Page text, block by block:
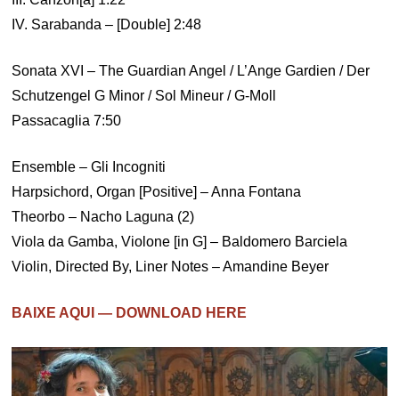
IV. Sarabanda – [Double] 2:48
Sonata XVI – The Guardian Angel / L’Ange Gardien / Der
Schutzengel G Minor / Sol Mineur / G-Moll
Passacaglia 7:50
Ensemble – Gli Incogniti
Harpsichord, Organ [Positive] – Anna Fontana
Theorbo – Nacho Laguna (2)
Viola da Gamba, Violone [in G] – Baldomero Barciela
Violin, Directed By, Liner Notes – Amandine Beyer
BAIXE AQUI — DOWNLOAD HERE